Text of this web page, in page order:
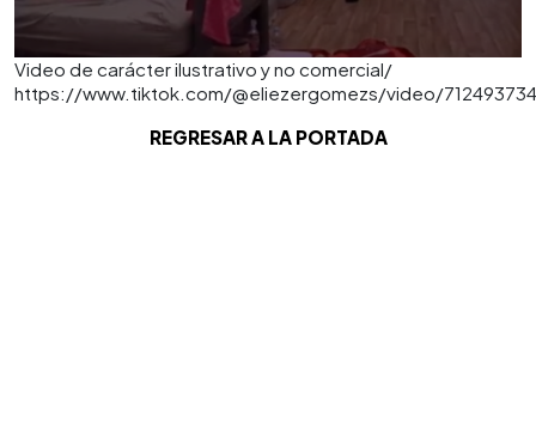
Video de carácter ilustrativo y no comercial/
https://www.tiktok.com/@eliezergomezs/video/
REGRESAR A LA PORTADA